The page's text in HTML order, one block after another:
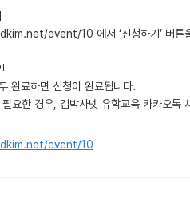
event/10 에서 ‘신청하기’ 버튼
완료하면 신청이 완료됩니다.
요한 경우, 김박사넷 유학교육 카카오톡
event/10